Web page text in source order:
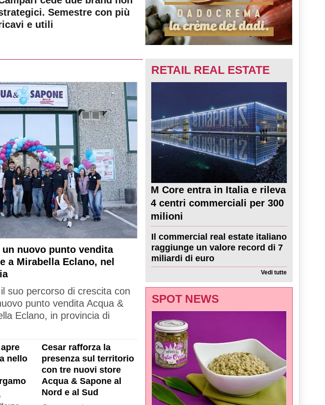
Semestre con più
e utili
nuovo punto vendita
a Mirabella Eclano, nel
suo percorso di crescita con
punto vendita Acqua &
Eclano, in provincia di
nello
Cesar rafforza la
presenza sul territorio
con tre nuovi store
Acqua & Sapone al
Nord e al Sud
RETAIL REAL ESTATE
M Core entra in Italia e rileva
4 centri commerciali per 300
milioni
Il commercial real estate italiano
raggiunge un valore record di 7
miliardi di euro
Vedi tutte
SPOT NEWS